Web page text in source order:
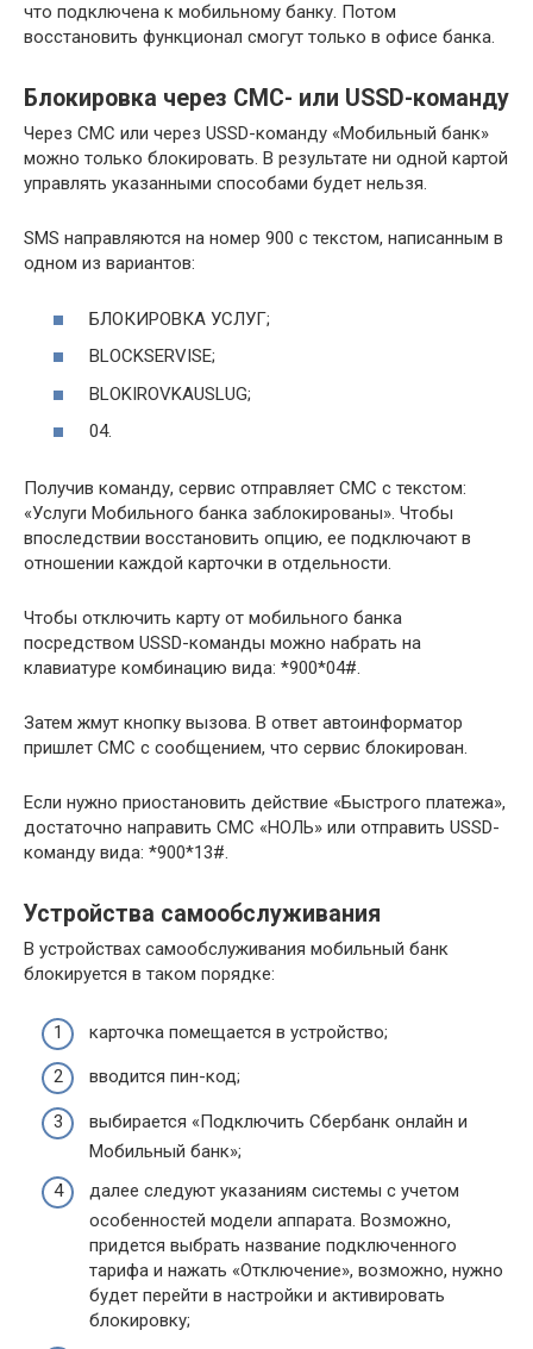
что подключена к мобильному банку. Потом
восстановить функционал смогут только в офисе банка.
Блокировка через СМС- или USSD-команду
Через СМС или через USSD-команду «Мобильный банк»
можно только блокировать. В результате ни одной картой
управлять указанными способами будет нельзя.
SMS направляются на номер 900 с текстом, написанным в
одном из вариантов:
БЛОКИРОВКА УСЛУГ;
BLOCKSERVISE;
BLOKIROVKAUSLUG;
04.
Получив команду, сервис отправляет СМС с текстом:
«Услуги Мобильного банка заблокированы». Чтобы
впоследствии восстановить опцию, ее подключают в
отношении каждой карточки в отдельности.
Чтобы отключить карту от мобильного банка
посредством USSD-команды можно набрать на
клавиатуре комбинацию вида: *900*04#.
Затем жмут кнопку вызова. В ответ автоинформатор
пришлет СМС с сообщением, что сервис блокирован.
Если нужно приостановить действие «Быстрого платежа»,
достаточно направить СМС «НОЛЬ» или отправить USSD-
команду вида: *900*13#.
Устройства самообслуживания
В устройствах самообслуживания мобильный банк
блокируется в таком порядке:
карточка помещается в устройство;
вводится пин-код;
выбирается «Подключить Сбербанк онлайн и
Мобильный банк»;
далее следуют указаниям системы с учетом
особенностей модели аппарата. Возможно,
придется выбрать название подключенного
тарифа и нажать «Отключение», возможно, нужно
будет перейти в настройки и активировать
блокировку;